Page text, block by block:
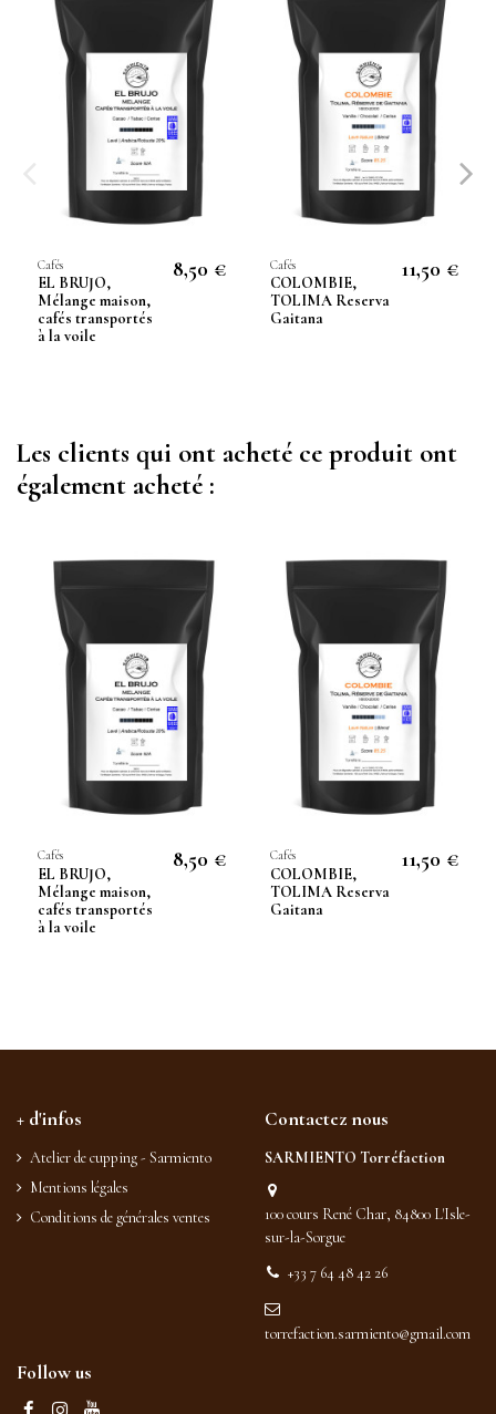
Cafés
EL BRUJO,
Mélange maison,
cafés transportés
à la voile
8,50 € Cafés
COLOMBIE,
TOLIMA Reserva
Gaitana
11,50 €
Les clients qui ont acheté ce produit ont
également acheté :
Cafés
EL BRUJO,
Mélange maison,
cafés transportés
à la voile
8,50 € Cafés
COLOMBIE,
TOLIMA Reserva
Gaitana
11,50 €
+ d'infos
Atelier de cupping - Sarmiento
Mentions légales
Conditions de générales ventes
Contactez nous
SARMIENTO Torréfaction
100 cours René Char, 84800 L'Isle-
sur-la-Sorgue
+33 7 64 48 42 26
torrefaction.sarmiento@gmail.com
Follow us